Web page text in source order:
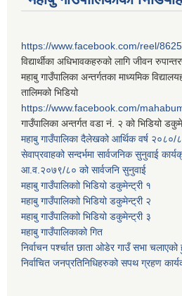
https://www.facebook.com/reel/
विद्यार्थीका अधिभावकहरुको लागि जीवन
महाबु गाउँपालिका अन्तर्गतका माध्यमिक
तालिमको भिडियो
https://www.facebook.com/
गाउँपालिका अन्तर्गत वडा नं. २ को भिडियो
महाबु गाउँपालिका दैलेखको आर्थिक वर्ष २०८०/
सेवाप्रवाहको सन्दर्भमा सार्वजनिक सुनुवाई
आ.व.२०७९/८० को सार्वजनि सुनुवाई
महाबु गाउँपालिकाो भिडियो डकुमेन्ट्री १
महाबु गाउँपालिकाो भिडियो डकुमेन्ट्री २
महाबु गाउँपालिकाो भिडियो डकुमेन्ट्री ३
महाबु गाउँपालिकाको गित
निर्वाचन पर्श्चात छाता ओडेर गाउँ सभा
निर्वाचित जनप्रतिनिधिहरुको सपथ ग्रहण